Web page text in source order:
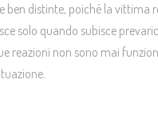
ben distinte, poiché la vittima
solo quando subisce
reazioni non sono mai